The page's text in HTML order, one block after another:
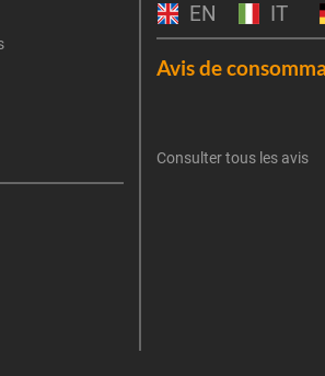
EN IT
Avis de
Consulter tous les avis